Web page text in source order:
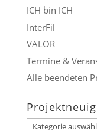
ICH bin ICH
InterFil
VALOR
Termine &
Alle beendeten